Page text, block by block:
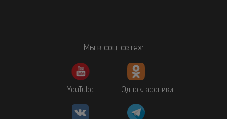
Мы в соц. сетях:
YouTube Одноклассники